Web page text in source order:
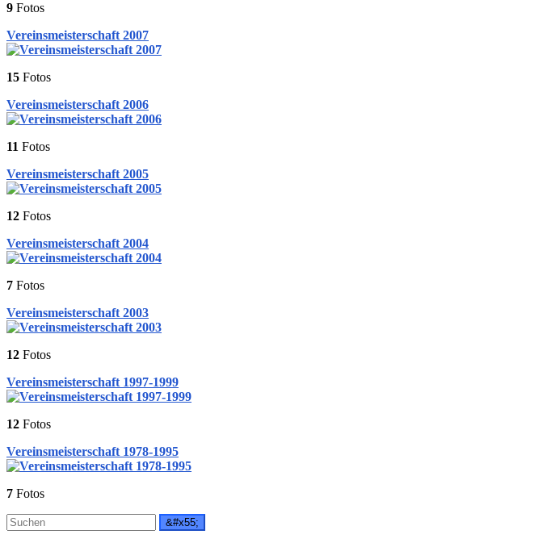
9 Fotos
Vereinsmeisterschaft 2007
15 Fotos
Vereinsmeisterschaft 2006
11 Fotos
Vereinsmeisterschaft 2005
12 Fotos
Vereinsmeisterschaft 2004
7 Fotos
Vereinsmeisterschaft 2003
12 Fotos
Vereinsmeisterschaft 1997-1999
12 Fotos
Vereinsmeisterschaft 1978-1995
7 Fotos